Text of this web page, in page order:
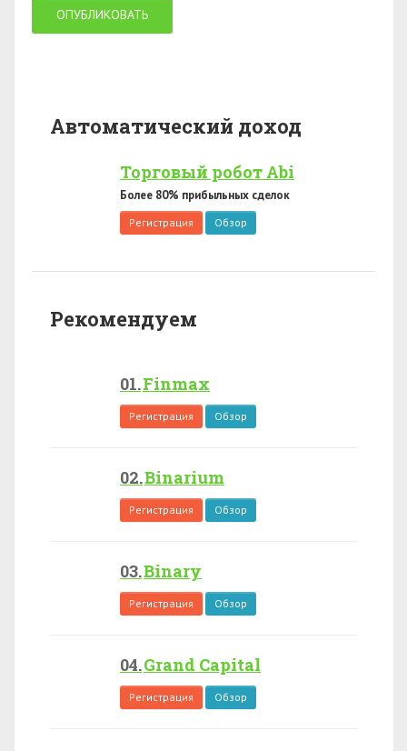
Автоматический доход
Торговый робот Abi
Более 80% прибыльных сделок
Регистрация Обзор
Рекомендуем
Finmax
Регистрация Обзор
Binarium
Регистрация Обзор
Binary
Регистрация Обзор
Grand Capital
Регистрация Обзор